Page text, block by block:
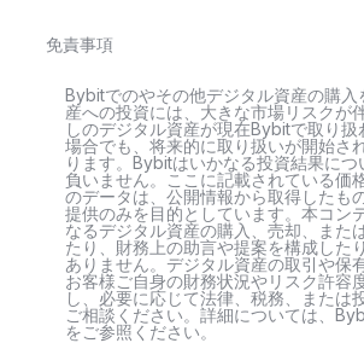
免責事項
Bybitでのやその他デジタル資産の購入
産への投資には、大きな市場リスクが
しのデジタル資産が現在Bybitで取り扱
場合でも、将来的に取り扱いが開始さ
ります。Bybitはいかなる投資結果につ
負いません。ここに記載されている価
のデータは、公開情報から取得したも
提供のみを目的としています。本コン
なるデジタル資産の購入、売却、また
たり、財務上の助言や提案を構成した
ありません。デジタル資産の取引や保
お客様ご自身の財務状況やリスク許容
し、必要に応じて法律、税務、または
ご相談ください。詳細については、
をご参照ください。